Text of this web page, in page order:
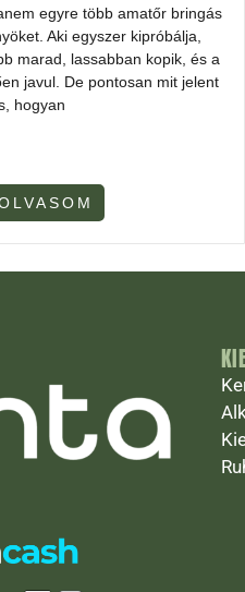
egyre több amatőr bringás
Aki egyszer kipróbálja,
marad, lassabban kopik, és a
javul. De pontosan mit jelent
hogyan